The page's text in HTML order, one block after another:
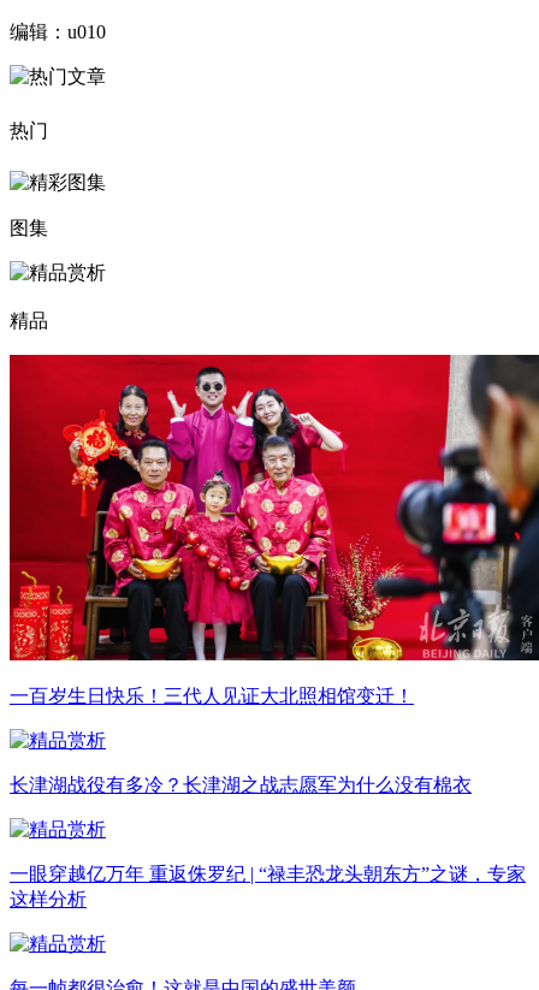
编辑：u010
热门
图集
精品
一百岁生日快乐！三代人见证大北照相馆变迁！
长津湖战役有多冷？长津湖之战志愿军为什么没有棉衣
一眼穿越亿万年 重返侏罗纪 | “禄丰恐龙头朝东方”之谜，专家
这样分析